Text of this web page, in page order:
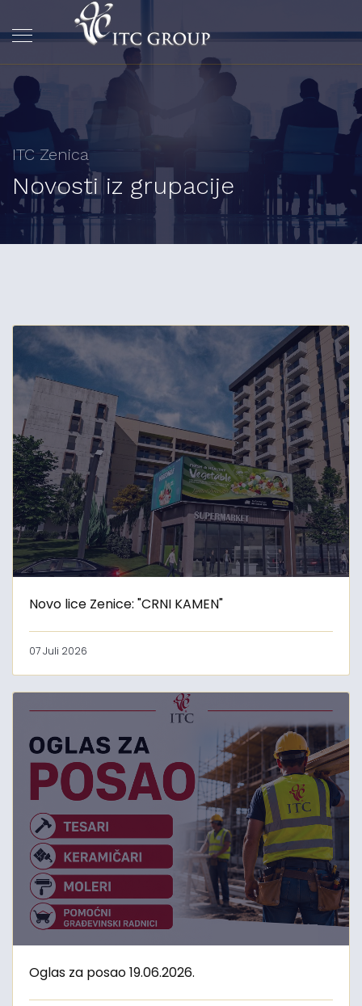
ITC Zenica
Novosti iz grupacije
Novo lice Zenice: "CRNI KAMEN"
07 Juli 2026
Oglas za posao 19.06.2026.